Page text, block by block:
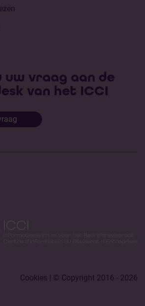
uw vraag aan de
van het ICCI
Cookies | © Copyright 2016 - 2026